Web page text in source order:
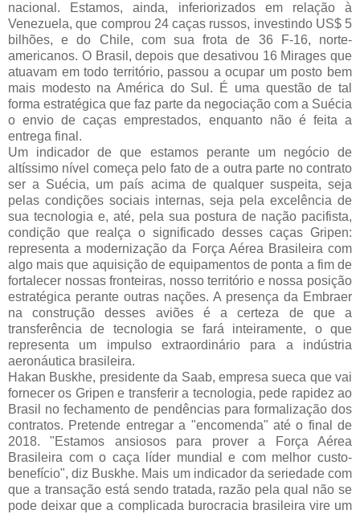
nacional. Estamos, ainda, inferiorizados em relação à
Venezuela, que comprou 24 caças russos, investindo US$ 5
bilhões, e do Chile, com sua frota de 36 F-16, norte-
americanos. O Brasil, depois que desativou 16 Mirages que
atuavam em todo território, passou a ocupar um posto bem
mais modesto na América do Sul. É uma questão de tal
forma estratégica que faz parte da negociação com a Suécia
o envio de caças emprestados, enquanto não é feita a
entrega final.
Um indicador de que estamos perante um negócio de
altíssimo nível começa pelo fato de a outra parte no contrato
ser a Suécia, um país acima de qualquer suspeita, seja
pelas condições sociais internas, seja pela excelência de
sua tecnologia e, até, pela sua postura de nação pacifista,
condição que realça o significado desses caças Gripen:
representa a modernização da Força Aérea Brasileira com
algo mais que aquisição de equipamentos de ponta a fim de
fortalecer nossas fronteiras, nosso território e nossa posição
estratégica perante outras nações. A presença da Embraer
na construção desses aviões é a certeza de que a
transferência de tecnologia se fará inteiramente, o que
representa um impulso extraordinário para a indústria
aeronáutica brasileira.
Hakan Buskhe, presidente da Saab, empresa sueca que vai
fornecer os Gripen e transferir a tecnologia, pede rapidez ao
Brasil no fechamento de pendências para formalização dos
contratos. Pretende entregar a "encomenda" até o final de
2018. "Estamos ansiosos para prover a Força Aérea
Brasileira com o caça líder mundial e com melhor custo-
benefício", diz Buskhe. Mais um indicador da seriedade com
que a transação está sendo tratada, razão pela qual não se
pode deixar que a complicada burocracia brasileira vire um